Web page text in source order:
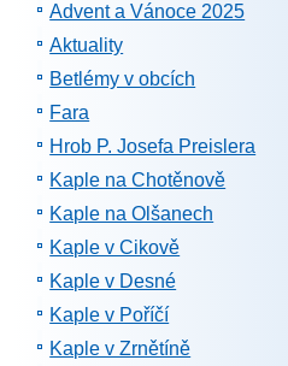
Advent a Vánoce 2025
Aktuality
Betlémy v obcích
Fara
Hrob P. Josefa Preislera
Kaple na Chotěnově
Kaple na Olšanech
Kaple v Cikově
Kaple v Desné
Kaple v Poříčí
Kaple v Zrnětíně